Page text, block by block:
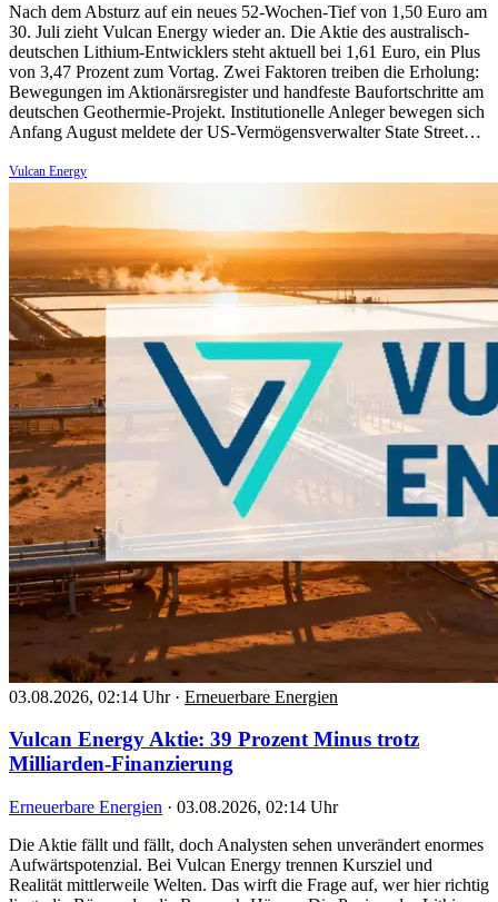
Nach dem Absturz auf ein neues 52-Wochen-Tief von 1,50 Euro am
30. Juli zieht Vulcan Energy wieder an. Die Aktie des australisch-
deutschen Lithium-Entwicklers steht aktuell bei 1,61 Euro, ein Plus
von 3,47 Prozent zum Vortag. Zwei Faktoren treiben die Erholung:
Bewegungen im Aktionärsregister und handfeste Baufortschritte am
deutschen Geothermie-Projekt. Institutionelle Anleger bewegen sich
Anfang August meldete der US-Vermögensverwalter State Street…
Vulcan Energy
03.08.2026, 02:14 Uhr · Erneuerbare Energien
Vulcan Energy Aktie: 39 Prozent Minus trotz
Milliarden-Finanzierung
Erneuerbare Energien · 03.08.2026, 02:14 Uhr
Die Aktie fällt und fällt, doch Analysten sehen unverändert enormes
Aufwärtspotenzial. Bei Vulcan Energy trennen Kursziel und
Realität mittlerweile Welten. Das wirft die Frage auf, wer hier richtig